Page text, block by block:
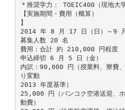
＊推奨学力： TOEIC400（現地大
【実施期間・費用（概算）
】
2014 年 8 月 17 日（日）～9
募集人数 20 名
費用：合計 約 210,000 円程度
申込締切 6 月 5 日（金）
内訳：90,000 円（授業料、寮費
り変動
2013 年度基準）
25,000 円（バンコク空港送迎、
動費）